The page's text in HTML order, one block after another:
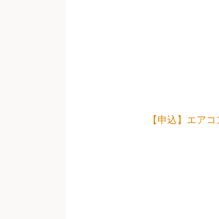
【申込】エア